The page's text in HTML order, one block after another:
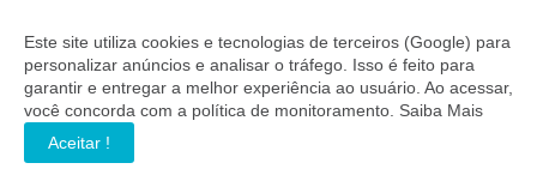
Este site utiliza cookies e tecnologias de terceiros (Google) para
personalizar anúncios e analisar o tráfego. Isso é feito para
garantir e entregar a melhor experiência ao usuário. Ao acessar,
você concorda com a política de monitoramento. Saiba Mais
Aceitar !